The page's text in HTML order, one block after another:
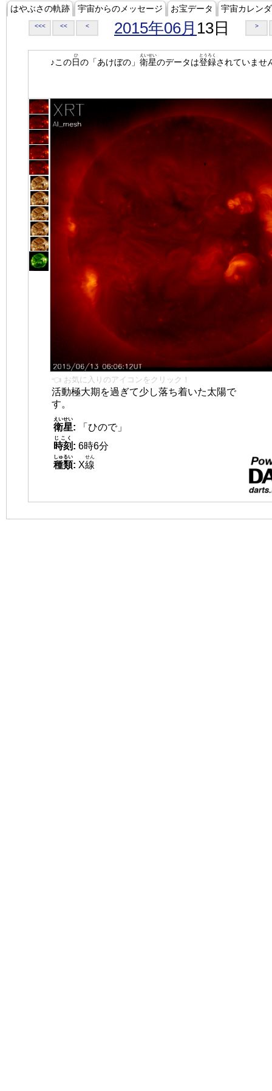
はやぶさの軌跡 宇宙からのメッセージ お宝データ 宇宙カレン
<<< << < 2015年06月 13日 >
♪この日
ひ
の「あけぼの」 衛星
えいせい
のデータは登録
とうろく
されていませ
👈 お気に入りのアイコンをクリック！
活動極大期を過ぎて少し落ち着いた太陽で
す。
衛星
えいせい
:
「ひので」
時刻
じこく
: 6時6分
種類
しゅるい
: X線
せん